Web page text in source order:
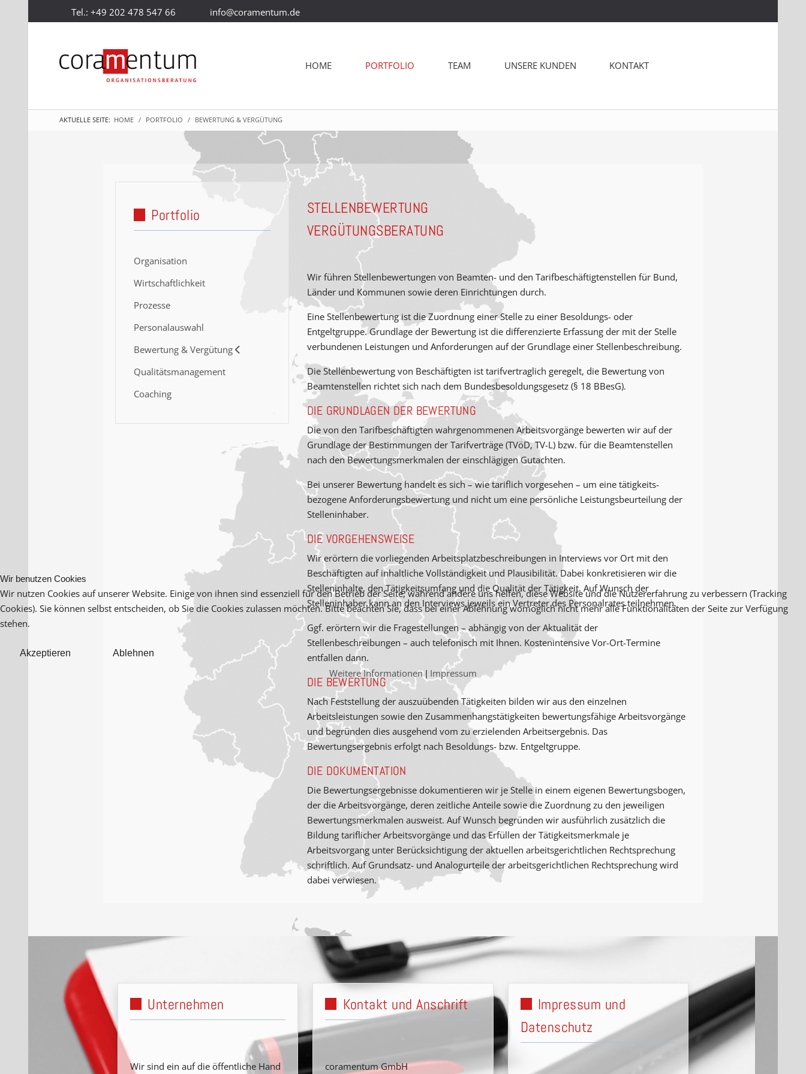
Tel.: +49 202 478 547 66 info@coramentum.de
HOME PORTFOLIO TEAM UNSERE KUNDEN KONTAKT
AKTUELLE SEITE: HOME PORTFOLIO BEWERTUNG & VERGÜTUNG
Portfolio
Organisation
Wirtschaftlichkeit
Prozesse
Personalauswahl
Bewertung & Vergütung
Qualitätsmanagement
Coaching
STELLENBEWERTUNG
VERGÜTUNGSBERATUNG
Wir führen Stellenbewertungen von Beamten- und den Tarifbeschäftigtenstellen für Bund,
Länder und Kommunen sowie deren Einrichtungen durch.
Eine Stellenbewertung ist die Zuordnung einer Stelle zu einer Besoldungs- oder
Entgeltgruppe. Grundlage der Bewertung ist die differenzierte Erfassung der mit der Stelle
verbundenen Leistungen und Anforderungen auf der Grundlage einer Stellenbeschreibung.
Die Stellenbewertung von Beschäftigten ist tarifvertraglich geregelt, die Bewertung von
Beamtenstellen richtet sich nach dem Bundesbesoldungsgesetz (§ 18 BBesG).
DIE GRUNDLAGEN DER BEWERTUNG
Die von den Tarifbeschäftigten wahrgenommenen Arbeitsvorgänge bewerten wir auf der
Grundlage der Bestimmungen der Tarifverträge (TVöD, TV-L) bzw. für die Beamtenstellen
nach den Bewertungs­merkmalen der einschlägigen Gutachten.
Bei unserer Bewertung handelt es sich – wie tariflich vorgesehen – um eine tätigkeits­
bezogene Anforderungsbewertung und nicht um eine persönliche Leistungs­beurteilung der
Stelleninhaber.
DIE VORGEHENSWEISE
Wir erörtern die vorliegenden Arbeitsplatz­beschreibungen in Interviews vor Ort mit den
Beschäftigten auf inhaltliche Vollständigkeit und Plausibilität. Dabei konkretisieren wir die
Stelleninhalte, den Tätigkeitsumfang und die Qualität der Tätigkeit. Auf Wunsch der
Stelleninhaber kann an den Interviews jeweils ein Vertreter des Personalrates teilnehmen.
Ggf. erörtern wir die Fragestellungen – abhängig von der Aktualität der
Stellenbeschreibungen – auch telefonisch mit Ihnen. Kostenintensive Vor-Ort-Termine
entfallen dann.
DIE BEWERTUNG
Nach Feststellung der auszuübenden Tätigkeiten bilden wir aus den einzelnen
Arbeitsleistungen sowie den Zusammenhangs­tätigkeiten bewertungsfähige Arbeitsvorgänge
und begründen dies ausgehend vom zu erzielenden Arbeitsergebnis. Das
Bewertungsergebnis erfolgt nach Besoldungs- bzw. Entgeltgruppe.
DIE DOKUMENTATION
Die Bewertungsergebnisse dokumentieren wir je Stelle in einem eigenen Bewertungsbogen,
der die Arbeitsvorgänge, deren zeitliche Anteile sowie die Zuordnung zu den jeweiligen
Bewertungsmerkmalen ausweist. Auf Wunsch begründen wir ausführlich zusätzlich die
Bildung tariflicher Arbeitsvorgänge und das Erfüllen der Tätigkeits­merkmale je
Arbeitsvorgang unter Berücksichtigung der aktuellen arbeits­gerichtlichen Rechtsprechung
schriftlich. Auf Grundsatz- und Analogurteile der arbeits­gerichtlichen Rechtsprechung wird
dabei verwiesen.
Unternehmen
Wir sind ein auf die öffentliche Hand
Kontakt und Anschrift
coramentum GmbH
Impressum und
Datenschutz
Wir benutzen Cookies
Wir nutzen Cookies auf unserer Website. Einige von ihnen sind essenziell für den Betrieb der Seite, während andere uns helfen, diese Website und die Nutzererfahrung zu verbessern (Tracking
Cookies). Sie können selbst entscheiden, ob Sie die Cookies zulassen möchten. Bitte beachten Sie, dass bei einer Ablehnung womöglich nicht mehr alle Funktionalitäten der Seite zur Verfügung
stehen.
Akzeptieren Ablehnen
Weitere Informationen| Impressum